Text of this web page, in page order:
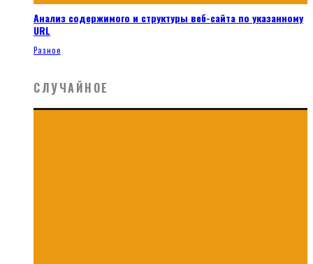
Анализ содержимого и структуры веб-сайта по указанному
URL
Разное
СЛУЧАЙНОЕ